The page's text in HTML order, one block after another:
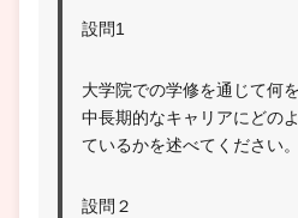
設問1
大学院での学修を通じて何
中長期的なキャリアにどの
ているかを述べてください。
設問２